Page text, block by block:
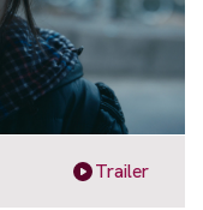
Trailer